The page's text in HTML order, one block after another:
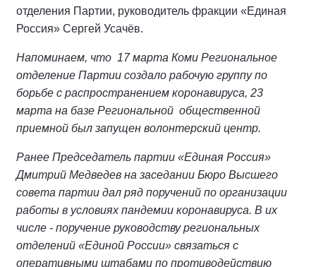
отделения Партии, руководитель фракции «Единая
Россия» Сергей Усачёв.
Напоминаем, что 17 марта Коми Региональное
отделение Партии создало рабочую группу по
борьбе с распространением коронавируса, 23
марта на базе Региональной общественной
приемной был запущен волонтерский центр.
Ранее Председатель партии «Единая Россия»
Дмитрий Медведев на заседании Бюро Высшего
совета партии дал ряд поручений по организации
работы в условиях пандемии коронавируса. В их
числе - поручение руководству региональных
отделений «Единой России» связаться с
оперативными штабами по противодействию